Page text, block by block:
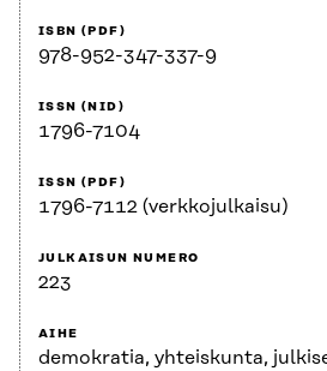
ISBN (PDF)
978-952-347-337-9
ISSN (NID)
1796-7104
ISSN (PDF)
1796-7112 (verkkojulkaisu)
JULKAISUN NUMERO
223
AIHE
demokratia, yhteiskunta,